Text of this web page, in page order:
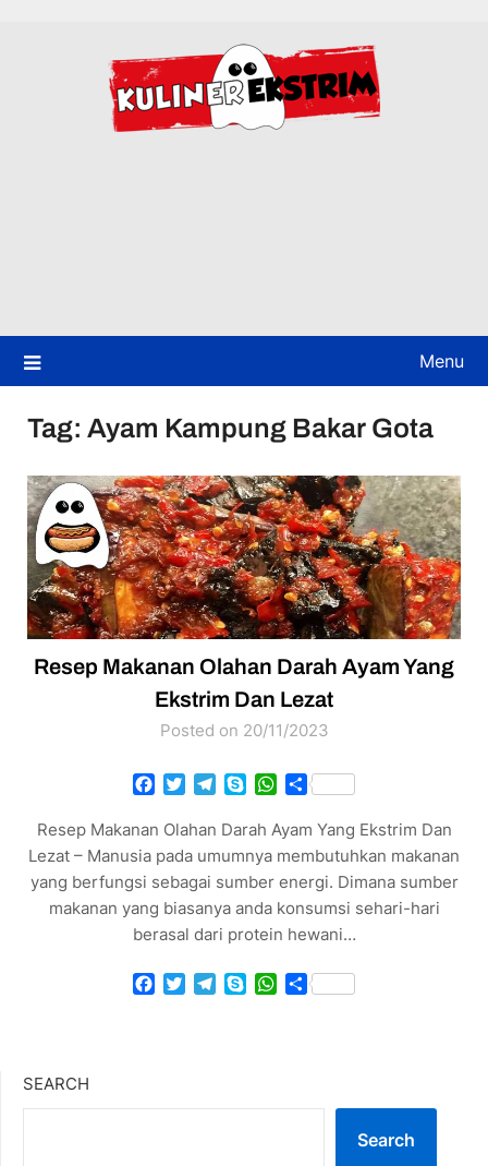
Menu
Tag: Ayam Kampung Bakar Gota
Resep Makanan Olahan Darah Ayam Yang
Ekstrim Dan Lezat
Posted on 20/11/2023
Facebook
TwitterTelegram
SkypeWhatsApp
Share
Resep Makanan Olahan Darah Ayam Yang Ekstrim Dan
Lezat – Manusia pada umumnya membutuhkan makanan
yang berfungsi sebagai sumber energi. Dimana sumber
makanan yang biasanya anda konsumsi sehari-hari
berasal dari protein hewani…
Facebook
TwitterTelegram
SkypeWhatsApp
Share
SEARCH
Search